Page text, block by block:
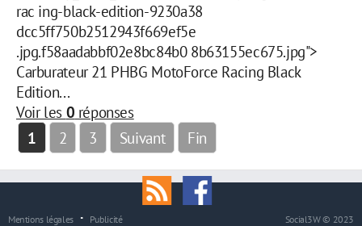
rac ing-black-edition-9230a38
dcc5ff750b2512943f669ef5e
.jpg.f58aadabbf02e8bc84b0 8b63155ec675.jpg">
Carburateur 21 PHBG MotoForce Racing Black
Edition...
Voir les 0 réponses
1
2 3 Suivant Fin
Social3W © 2023
Mentions légales Publicité